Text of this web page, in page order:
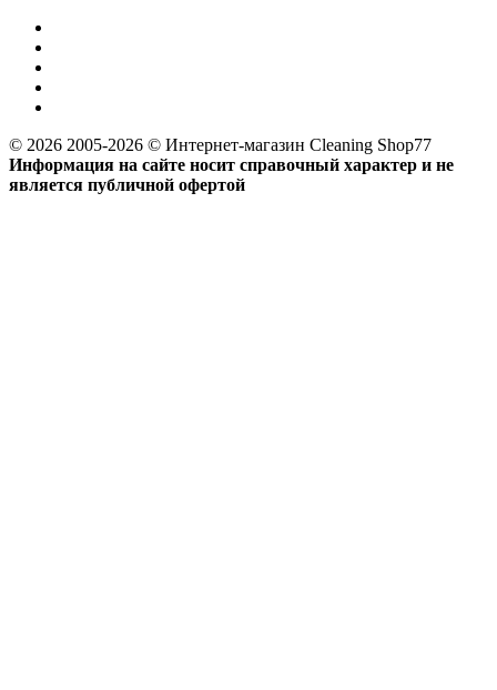
© 2026 2005-2026 © Интернет-магазин Cleaning Shop77
Информация на сайте носит справочный характер и не
является публичной офертой